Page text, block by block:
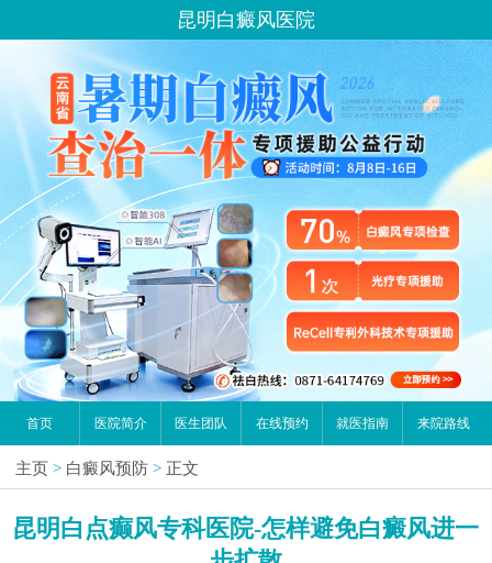
昆明白癜风医院
首页 医院简介 医生团队 在线预约 就医指南 来院路线
主页 > 白癜风预防 > 正文
昆明白点癫风专科医院-怎样避免白癜风进一